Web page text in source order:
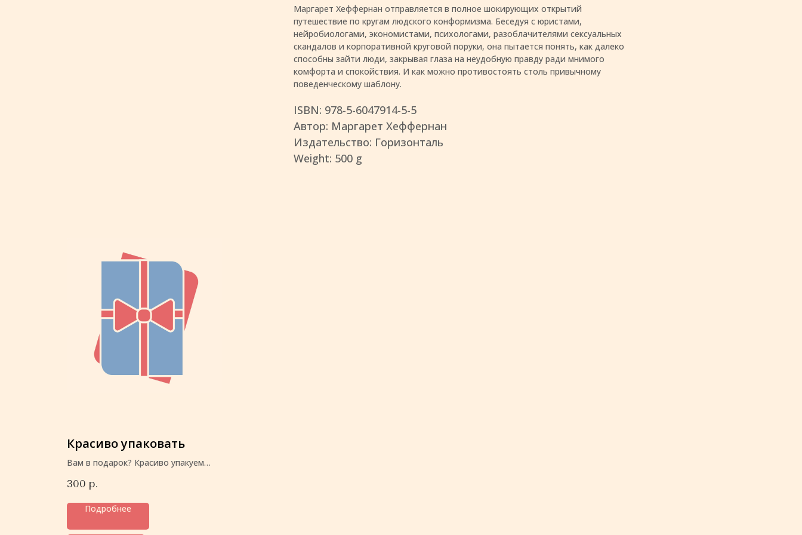
Маргарет Хеффернан отправляется в полное шокирующих открытий
путешествие по кругам людского конформизма. Беседуя с юристами,
нейробиологами, экономистами, психологами, разоблачителями сексуальных
скандалов и корпоративной круговой поруки, она пытается понять, как далеко
способны зайти люди, закрывая глаза на неудобную правду ради мнимого
комфорта и спокойствия. И как можно противостоять столь привычному
поведенческому шаблону.
ISBN: 978-5-6047914-5-5
Автор: Маргарет Хеффернан
Издательство: Горизонталь
Weight: 500 g
Красиво упаковать
Вам в подарок? Красиво упакуем
300 р.
Подробнее